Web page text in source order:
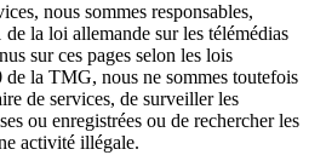
nous sommes responsables,
la loi allemande sur les télémédias
sur ces pages selon les lois
de la TMG, nous ne sommes toutefois
de services, de surveiller les
ou enregistrées ou de rechercher les
activité illégale.